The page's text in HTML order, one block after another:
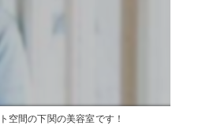
空間の下関の美容室です！